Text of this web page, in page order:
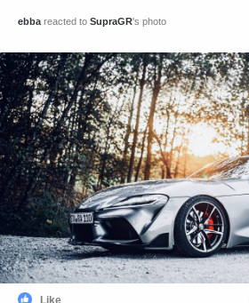
ebba reacted to SupraGR's photo
Like